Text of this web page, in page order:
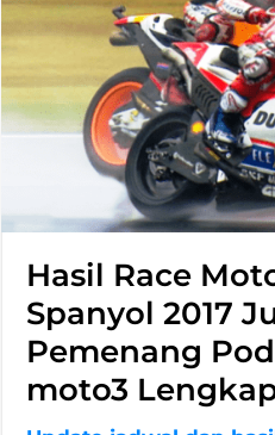
Hasil Race
Spanyol 2017
Pemenang
moto3